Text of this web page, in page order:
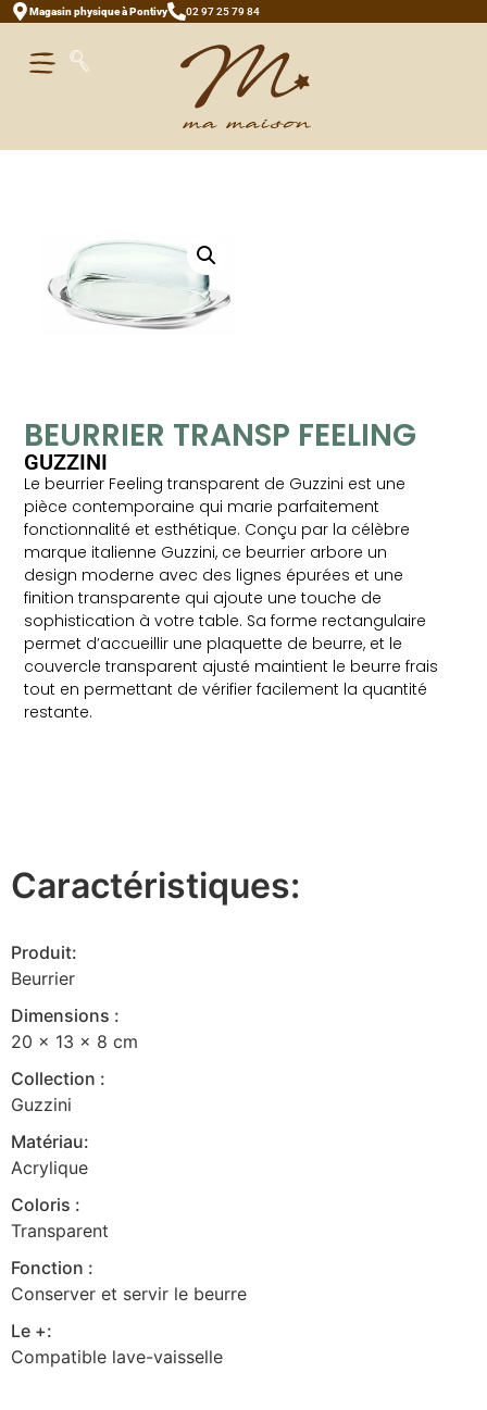
Magasin physique à Pontivy 02 97 25 79 84
BEURRIER TRANSP FEELING
GUZZINI
Le beurrier Feeling transparent de Guzzini est une
pièce contemporaine qui marie parfaitement
fonctionnalité et esthétique. Conçu par la célèbre
marque italienne Guzzini, ce beurrier arbore un
design moderne avec des lignes épurées et une
finition transparente qui ajoute une touche de
sophistication à votre table. Sa forme rectangulaire
permet d’accueillir une plaquette de beurre, et le
couvercle transparent ajusté maintient le beurre frais
tout en permettant de vérifier facilement la quantité
restante.
Caractéristiques:
Produit:
Beurrier
Dimensions :
20 x 13 x 8 cm
Collection :
Guzzini
Matériau:
Acrylique
Coloris :
Transparent
Fonction :
Conserver et servir le beurre
Le +:
Compatible lave-vaisselle